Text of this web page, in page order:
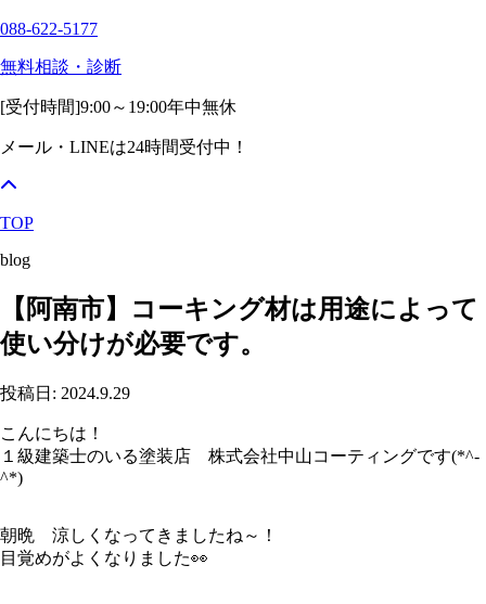
088-622-5177
無料相談・診断
[受付時間]9:00～19:00年中無休
メール・LINEは24時間受付中！
TOP
blog
【阿南市】コーキング材は用途によって
使い分けが必要です。
投稿日: 2024.9.29
こんにちは！
１級建築士のいる塗装店 株式会社中山コーティングです(*^-
^*)
朝晩 涼しくなってきましたね～！
目覚めがよくなりました👀